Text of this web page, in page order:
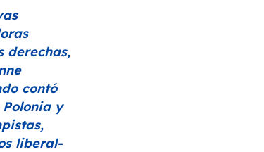
derechas,
contó
y
liberal-